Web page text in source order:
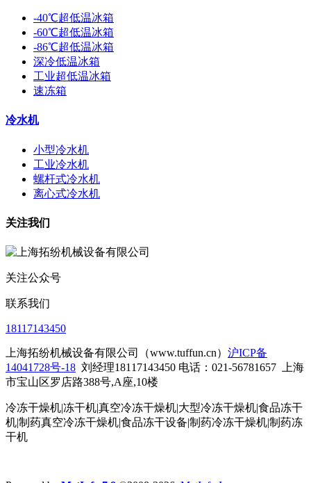
-40℃超低温冰箱
-60℃超低温冰箱
-86℃超低温冰箱
深冷低温冰箱
工业超低温冰箱
速冻箱
冷水机
小型冷水机
工业冷水机
螺杆式冷水机
离心式冷水机
关注我们
关注公众号
联系我们
18117143450
上海拓纷机械设备有限公司（www.tuffun.cn） 沪ICP备
14041728号-18 刘经理18117143450 电话：021-56781657
上海
市宝山区罗店路388号,A座,10楼
冷冻干燥机|冻干机|真空冷冻干燥机|大型冷冻干燥机|食品冻干
机|制药真空冷冻干燥机|食品冻干设备|制药冷冻干燥机|制药冻
干机